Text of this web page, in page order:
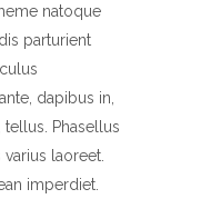
natoque
parturient
dapibus in,
tellus. Phasellus
laoreet.
imperdiet.